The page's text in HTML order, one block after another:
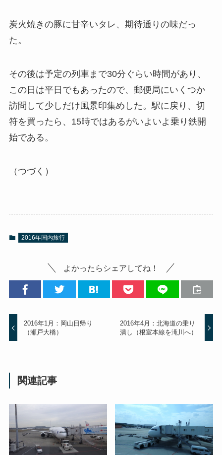
炭火焼きの豚に甘辛いタレ、期待通りの味だっ
た。
その後は予定の列車まで30分ぐらい時間があり、
この日は平日でもあったので、郵便局にいくつか
訪問して少しだけ風景印集めした。駅に戻り、切
符を買ったら、15時ではあるがいよいよ乗り鉄開
始である。
（つづく）
2016年国内旅行
よかったらシェアしてね！
2016年1月：岡山日帰り
（瀬戸大橋）
2016年4月：北海道の乗り
潰し（根室本線を滝川へ）
関連記事